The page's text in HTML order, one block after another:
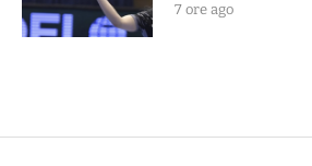
7 ore ago